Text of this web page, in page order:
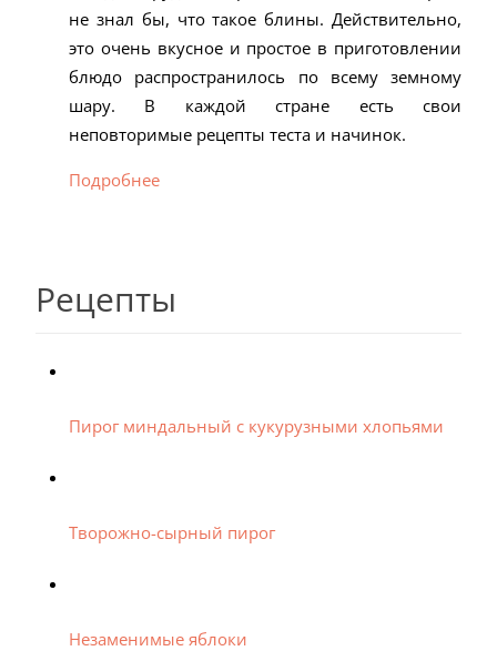
не знал бы, что такое блины. Действительно,
это очень вкусное и простое в приготовлении
блюдо распространилось по всему земному
шару. В каждой стране есть свои
неповторимые рецепты теста и начинок.
Подробнее
Рецепты
Пирог миндальный с кукурузными хлопьями
Творожно-сырный пирог
Незаменимые яблоки